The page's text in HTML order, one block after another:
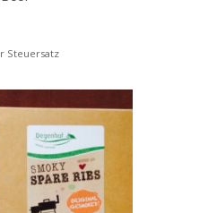
Steuersatz